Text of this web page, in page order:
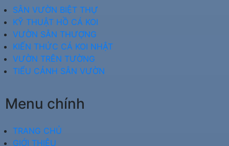
SÂN VƯỜN BIỆT THỰ
KỸ THUẬT HỒ CÁ KOI
VƯỜN SÂN THƯỢNG
KIẾN THỨC CÁ KOI NHẬT
VƯỜN TRÊN TƯỜNG
TIỂU CẢNH SÂN VƯỜN
Menu chính
TRANG CHỦ
GIỚI THIỆU